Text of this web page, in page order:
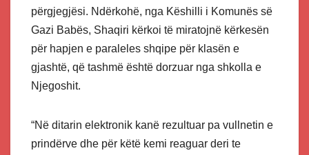
përgjegjësi. Ndërkohë, nga Këshilli i Komunës së
Gazi Babës, Shaqiri kërkoi të miratojnë kërkesën
për hapjen e paraleles shqipe për klasën e
gjashtë, që tashmë është dorzuar nga shkolla e
Njegoshit.
“Në ditarin elektronik kanë rezultuar pa vullnetin e
prindërve dhe për këtë kemi reaguar deri te